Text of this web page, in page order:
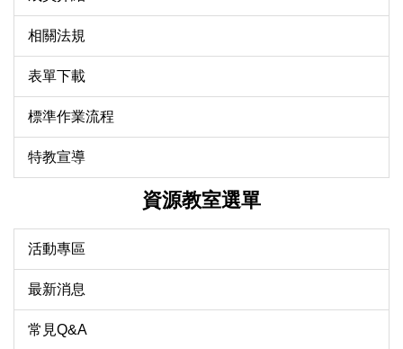
相關法規
表單下載
標準作業流程
特教宣導
資源教室選單
活動專區
最新消息
常見Q&A